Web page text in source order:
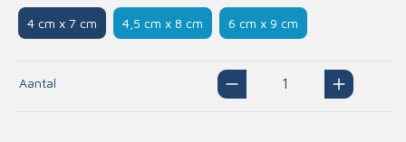
4 cm x 7 cm 4,5 cm x 8 cm 6 cm x 9 cm
Aantal